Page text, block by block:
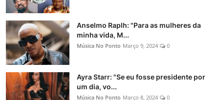
Anselmo Raplh: "Para as mulheres da
minha vida, M...
Música No Ponto Março 9, 2024 0
Ayra Starr: "Se eu fosse presidente por
um dia, vo...
Música No Ponto Março 8, 2024 0